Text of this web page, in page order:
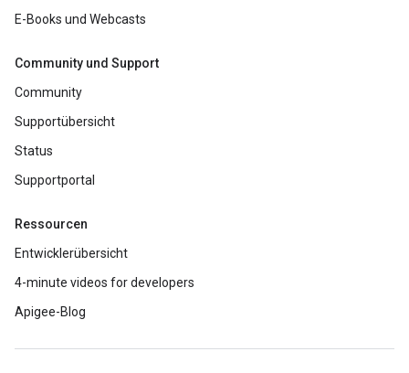
E-Books und Webcasts
Community und Support
Community
Supportübersicht
Status
Supportportal
Ressourcen
Entwicklerübersicht
4-minute videos for developers
Apigee-Blog